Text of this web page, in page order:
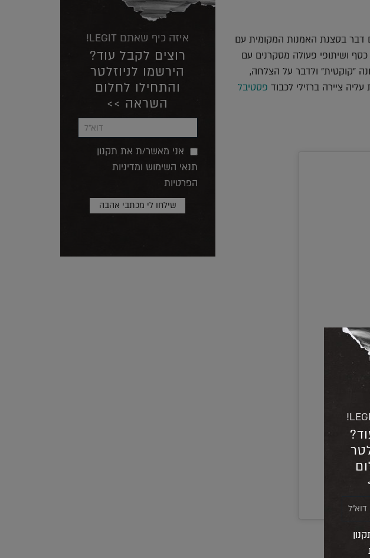
דבר בסצנת האמנות המקומית עם
ושיתופי פעולה מסקרנים עם
"קוקטית" ולדבר על הצלחה,
ציירה ברזילי לכבוד פסטיבל
איזה כיף שאתם LEGIT!
רוצים לקבל עוד?
הירשמו לניוזלטר
והתחילו לחלום
השראה >>
אני מאשר/ת את תקנון
תנאי השימוש ומדיניות
הפרטיות